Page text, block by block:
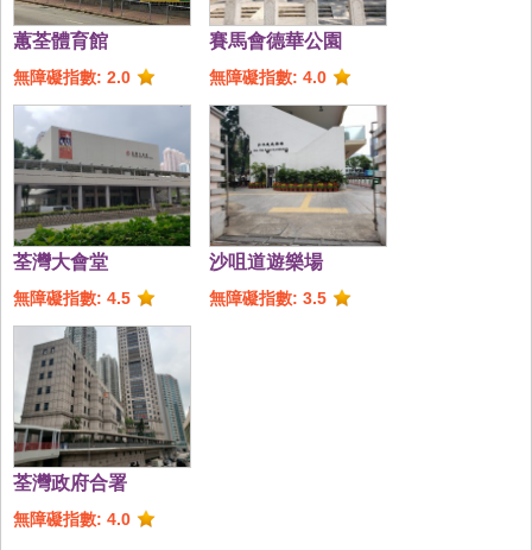
蕙荃體育館
無障礙指數: 2.0
賽馬會德華公園
無障礙指數: 4.0
荃灣大會堂
無障礙指數: 4.5
沙咀道遊樂場
無障礙指數: 3.5
荃灣政府合署
無障礙指數: 4.0